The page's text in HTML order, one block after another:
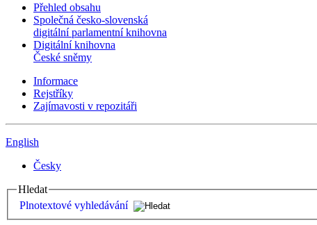
Přehled obsahu
Společná česko-slovenská
digitální parlamentní knihovna
Digitální knihovna
České sněmy
Informace
Rejstříky
Zajímavosti v repozitáři
English
Česky
Hledat
Plnotextové vyhledávání